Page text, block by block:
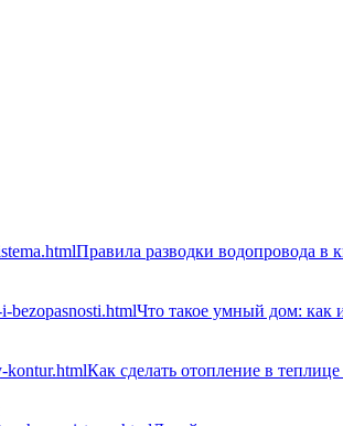
Правила разводки водопровода в
Что такое умный дом: как
Как сделать отопление в